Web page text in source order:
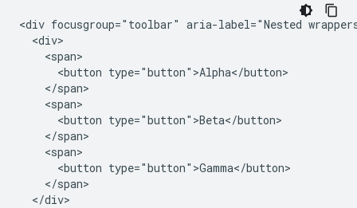
<div focusgroup="toolbar" aria-label="Nested
  <div>
    <span>
      <button type="button">Alpha</button>
    </span>
    <span>
      <button type="button">Beta</button>
    </span>
    <span>
      <button type="button">Gamma</button>
    </span>
  </div>